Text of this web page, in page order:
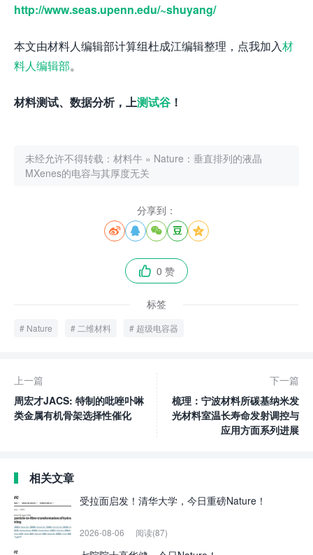
http://www.seas.upenn.edu/~shuyang/
本文由材料人编辑部计算组杜成江编辑整理，点我加入材
料人编辑部。
材料测试、数据分析，上测试谷 ！
未经允许不得转载： 材料牛 » Nature：垂直排列的液晶
MXenes的电容与其厚度无关
分享到：
    
 0 赞
标签
Nature 二维材料 超级电容器
上一篇
周宏才JACS: 特制的吡唑卟啉
类金属有机骨架选择性催化
下一篇
梳理：宁波材料所碳基纳米发
光材料室温长寿命发射调控与
应用方面系列进展
相关文章
受拉面启发！清华大学，今日重磅Nature！
2026-08-06 阅读(87)